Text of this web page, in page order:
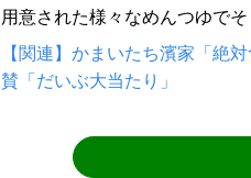
用意された様々なめんつゆで
【関連】かまいたち濱家「絶
賛「だいぶ大当たり」